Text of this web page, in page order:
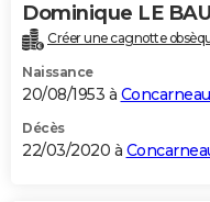
Dominique LE
Créer une cagnotte
Naissance
20/08/1953 à Concarneau
Décès
22/03/2020 à